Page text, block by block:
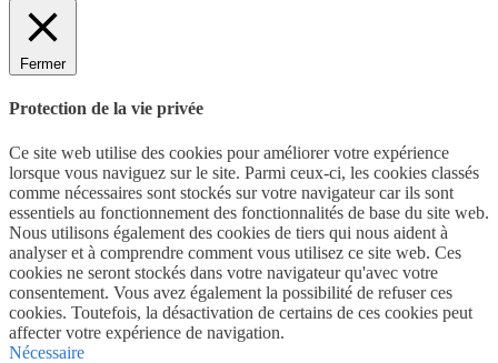
Fermer
Protection de la vie privée
Ce site web utilise des cookies pour améliorer votre expérience
lorsque vous naviguez sur le site. Parmi ceux-ci, les cookies classés
comme nécessaires sont stockés sur votre navigateur car ils sont
essentiels au fonctionnement des fonctionnalités de base du site web.
Nous utilisons également des cookies de tiers qui nous aident à
analyser et à comprendre comment vous utilisez ce site web. Ces
cookies ne seront stockés dans votre navigateur qu'avec votre
consentement. Vous avez également la possibilité de refuser ces
cookies. Toutefois, la désactivation de certains de ces cookies peut
affecter votre expérience de navigation.
Nécessaire